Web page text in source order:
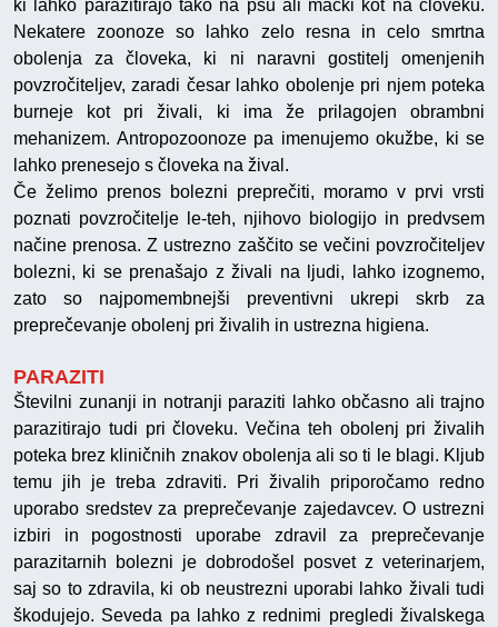
ki lahko parazitirajo tako na psu ali mački kot na človeku.
Nekatere zoonoze so lahko zelo resna in celo smrtna
obolenja za človeka, ki ni naravni gostitelj omenjenih
povzročiteljev, zaradi česar lahko obolenje pri njem poteka
burneje kot pri živali, ki ima že prilagojen obrambni
mehanizem. Antropozoonoze pa imenujemo okužbe, ki se
lahko prenesejo s človeka na žival.
Če želimo prenos bolezni preprečiti, moramo v prvi vrsti
poznati povzročitelje le-teh, njihovo biologijo in predvsem
načine prenosa. Z ustrezno zaščito se večini povzročiteljev
bolezni, ki se prenašajo z živali na ljudi, lahko izognemo,
zato so najpomembnejši preventivni ukrepi skrb za
preprečevanje obolenj pri živalih in ustrezna higiena.
PARAZITI
Številni zunanji in notranji paraziti lahko občasno ali trajno
parazitirajo tudi pri človeku. Večina teh obolenj pri živalih
poteka brez kliničnih znakov obolenja ali so ti le blagi. Kljub
temu jih je treba zdraviti. Pri živalih priporočamo redno
uporabo sredstev za preprečevanje zajedavcev. O ustrezni
izbiri in pogostnosti uporabe zdravil za preprečevanje
parazitarnih bolezni je dobrodošel posvet z veterinarjem,
saj so to zdravila, ki ob neustrezni uporabi lahko živali tudi
škodujejo. Seveda pa lahko z rednimi pregledi živalskega